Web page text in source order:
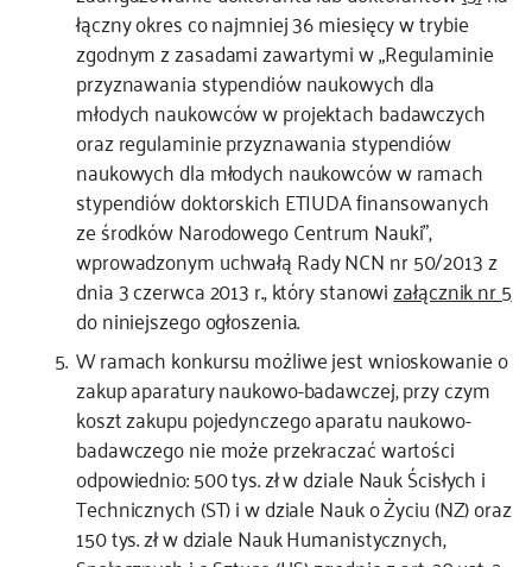
łączny okres co najmniej 36 miesięcy w trybie
zgodnym z zasadami zawartymi w „Regulaminie
przyznawania stypendiów naukowych dla
młodych naukowców w projektach badawczych
oraz regulaminie przyznawania stypendiów
naukowych dla młodych naukowców w ramach
stypendiów doktorskich ETIUDA finansowanych
ze środków Narodowego Centrum Nauki”,
wprowadzonym uchwałą Rady NCN nr 50/2013 z
dnia 3 czerwca 2013 r., który stanowizałącznik nr 5
do niniejszego ogłoszenia.
W ramach konkursu możliwe jest wnioskowanie o
zakup aparatury naukowo-badawczej, przy czym
koszt zakupu pojedynczego aparatu naukowo-
badawczego nie może przekraczać wartości
odpowiednio: 500 tys. zł w dziale Nauk Ścisłych i
Technicznych (ST) i w dziale Nauk o Życiu (NZ) oraz
150 tys. zł w dziale Nauk Humanistycznych,